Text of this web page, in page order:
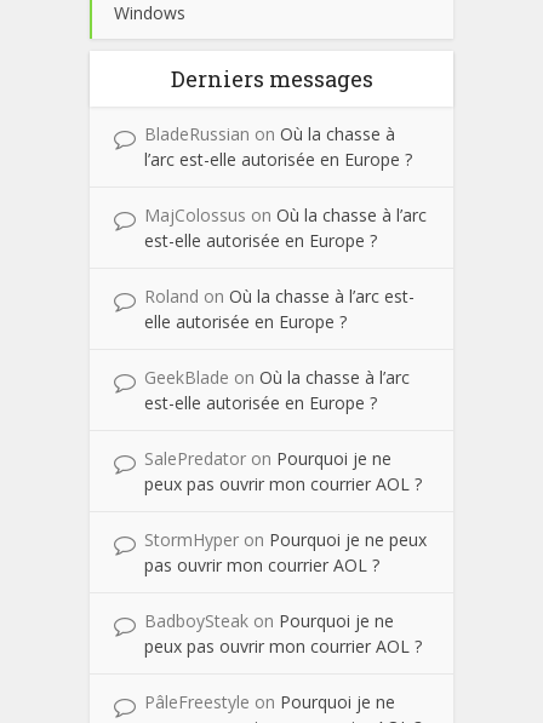
Windows
Derniers messages
BladeRussian on Où la chasse à
l’arc est-elle autorisée en Europe ?
MajColossus on Où la chasse à l’arc
est-elle autorisée en Europe ?
Roland on Où la chasse à l’arc est-
elle autorisée en Europe ?
GeekBlade on Où la chasse à l’arc
est-elle autorisée en Europe ?
SalePredator on Pourquoi je ne
peux pas ouvrir mon courrier AOL ?
StormHyper on Pourquoi je ne peux
pas ouvrir mon courrier AOL ?
BadboySteak on Pourquoi je ne
peux pas ouvrir mon courrier AOL ?
PâleFreestyle on Pourquoi je ne